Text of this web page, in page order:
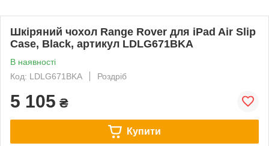
Шкіряний чохол Range Rover для iPad Air Slip
Case, Black, артикул LDLG671BKA
В наявності
Код: LDLG671BKA
Роздріб
5 105 ₴
Купити